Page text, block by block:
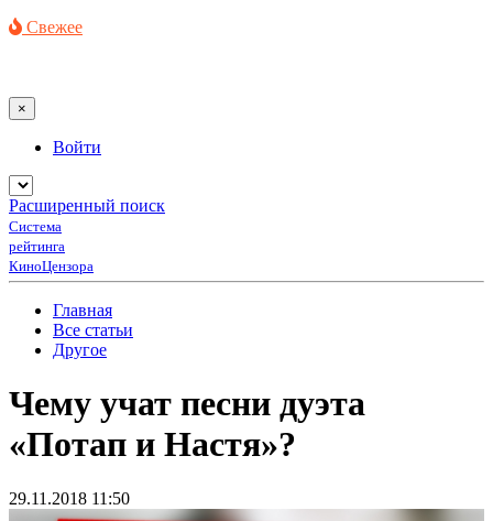
Свежее
×
Войти
Расширенный поиск
Система
рейтинга
КиноЦензора
Главная
Все статьи
Другое
Чему учат песни дуэта
«Потап и Настя»?
29.11.2018 11:50